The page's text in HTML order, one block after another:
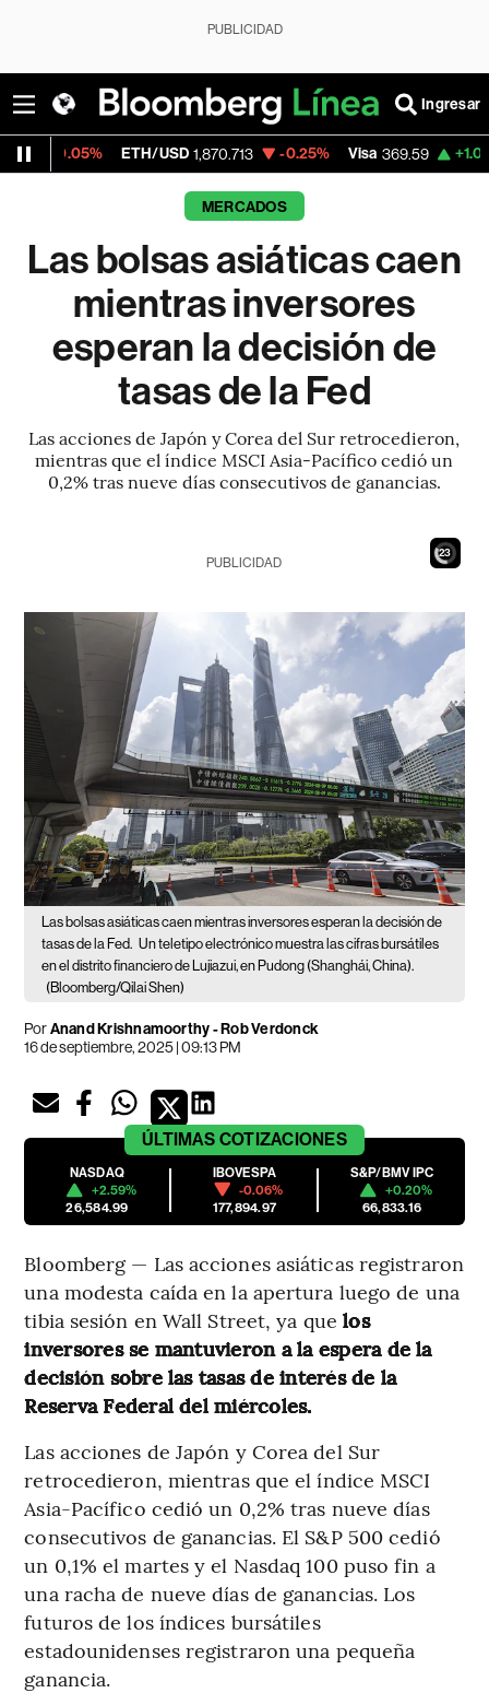
PUBLICIDAD
Ingresar
ETH/USD 1,870.713 -0.25% Visa 369.59 +1.07%
MERCADOS
Las bolsas asiáticas caen
mientras inversores
esperan la decisión de
tasas de la Fed
Las acciones de Japón y Corea del Sur retrocedieron,
mientras que el índice MSCI Asia-Pacífico cedió un
0,2% tras nueve días consecutivos de ganancias.
21
PUBLICIDAD
Las bolsas asiáticas caen mientras inversores esperan la decisión de
tasas de la Fed. Un teletipo electrónico muestra las cifras bursátiles
en el distrito financiero de Lujiazui, en Pudong (Shanghái, China).
(Bloomberg/Qilai Shen)
PorAnand Krishnamoorthy - Rob Verdonck
16 de septiembre, 2025 | 09:13 PM
ÚLTIMAS COTIZACIONES
NASDAQ
+2.59%
26,584.99
IBOVESPA
-0.06%
177,894.97
S&P/BMV IPC
+0.20%
66,833.16
Bloomberg — Las acciones asiáticas registraron
una modesta caída en la apertura luego de una
tibia sesión en Wall Street, ya que los
inversores se mantuvieron a la espera de la
decisión sobre las tasas de interés de la
Reserva Federal del miércoles.
Las acciones de Japón y Corea del Sur
retrocedieron, mientras que el índice MSCI
Asia-Pacífico cedió un 0,2% tras nueve días
consecutivos de ganancias. El S&P 500 cedió
un 0,1% el martes y el Nasdaq 100 puso fin a
una racha de nueve días de ganancias. Los
futuros de los índices bursátiles
estadounidenses registraron una pequeña
ganancia.